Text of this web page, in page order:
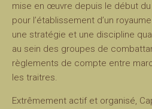
mise en œuvre depuis le début
pour l’établissement d’un
une stratégie et une discipline
au sein des groupes de
règlements de compte entre
les traitres.
Extrêmement actif et organisé,